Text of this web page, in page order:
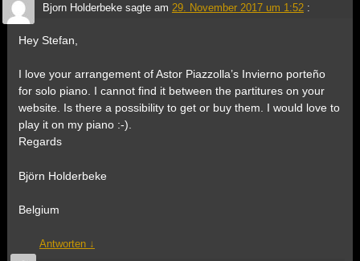
Bjorn Holderbekesagte am 29. November 2017 um 1:52 :
Hey Stefan,
I love your arrangement of Astor Piazzolla’s Invierno porteño
for solo piano. I cannot find it between the partitures on your
website. Is there a possibility to get or buy them. I would love to
play it on my piano :-).
Regards
Björn Holderbeke
Belgium
Antworten ↓